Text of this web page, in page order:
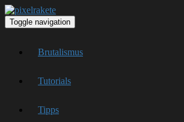
Toggle navigation
Brutalismus
Tutorials
Tipps